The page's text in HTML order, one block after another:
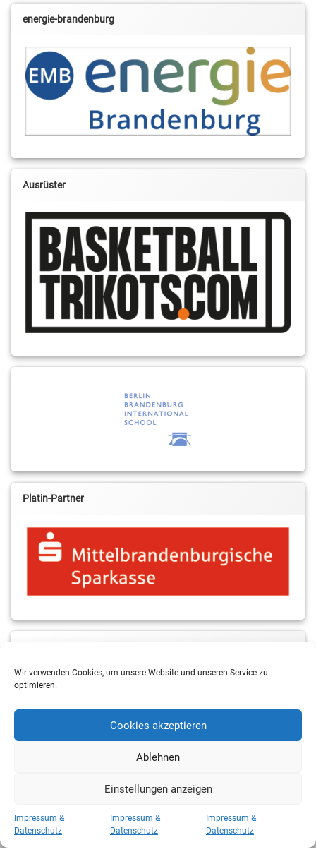
Wir verwenden Cookies, um unsere Website und unseren Service zu
optimieren.
Cookies akzeptieren
Ablehnen
Einstellungen anzeigen
Impressum &
Datenschutz
Impressum &
Datenschutz
Impressum &
Datenschutz
energie-brandenburg
Ausrüster
Platin-Partner
Copyright 2026 RSV Eintracht Basketball
Kategorien